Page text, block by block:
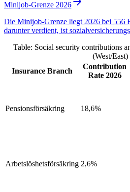
Minijob-Grenze 2026
Die Minijob-Grenze liegt 2026 bei 556
darunter verdient, ist
Table: Social security contributions
(West/East)
Insurance Branch
Contribution
Rate 2026
Pensionsförsäkring 18,6%
Arbetslöshetsförsäkring 2,6%